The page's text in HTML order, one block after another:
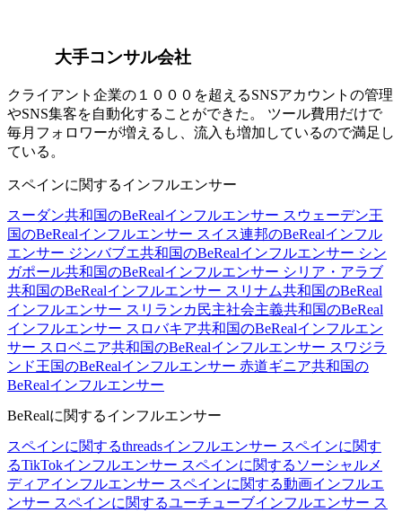
大手コンサル会社
クライアント企業の１０００を超えるSNSアカウントの管理
やSNS集客を自動化することができた。 ツール費用だけで
毎月フォロワーが増えるし、流入も増加しているので満足し
ている。
スペインに関するインフルエンサー
スーダン共和国のBeRealインフルエンサー スウェーデン王
国のBeRealインフルエンサー スイス連邦のBeRealインフル
エンサー ジンバブエ共和国のBeRealインフルエンサー シン
ガポール共和国のBeRealインフルエンサー シリア・アラブ
共和国のBeRealインフルエンサー スリナム共和国のBeReal
インフルエンサー スリランカ民主社会主義共和国のBeReal
インフルエンサー スロバキア共和国のBeRealインフルエン
サー スロベニア共和国のBeRealインフルエンサー スワジラ
ンド王国のBeRealインフルエンサー 赤道ギニア共和国の
BeRealインフルエンサー
BeRealに関するインフルエンサー
スペインに関するthreadsインフルエンサー スペインに関す
るTikTokインフルエンサー スペインに関するソーシャルメ
ディアインフルエンサー スペインに関する動画インフルエ
ンサー スペインに関するユーチューブインフルエンサー ス